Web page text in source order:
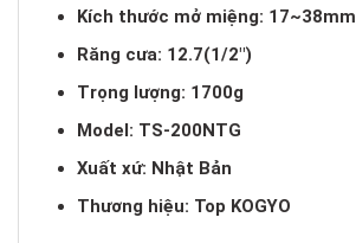
Kích thước mở miệng: 17~38mm
Răng cưa: 12.7(1/2″)
Trọng lượng: 1700g
Model: TS-200NTG
Xuất xứ: Nhật Bản
Thương hiệu: Top KOGYO